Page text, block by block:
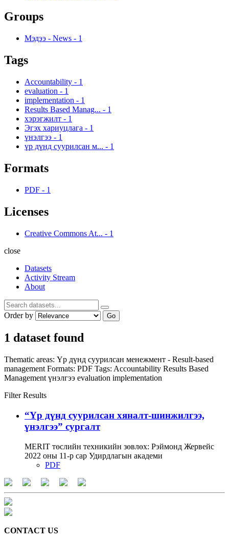
Groups
Мэдээ - News - 1
Tags
Accountability - 1
evaluation - 1
implementation - 1
Results Based Manag... - 1
хэрэгжилт - 1
Эгэх хариуцлага - 1
үнэлгээ - 1
үр дүнд суурилсан м... - 1
Formats
PDF - 1
Licenses
Creative Commons At... - 1
close
Datasets
Activity Stream
About
Order by Go
1 dataset found
Thematic areas: Үр дүнд суурилсан менежмент - Result-based
management Formats: PDF Tags: Accountability Results Based
Management үнэлгээ evaluation implementation
Filter Results
“Үр дүнд суурилсан хяналт-шинжилгээ,
үнэлгээ” сургалт
MERIT төслийн техникийн зөвлөх: Рэймонд Жервейс
2022 оны 11-р сар Удирдлагын академи
PDF
CONTACT US